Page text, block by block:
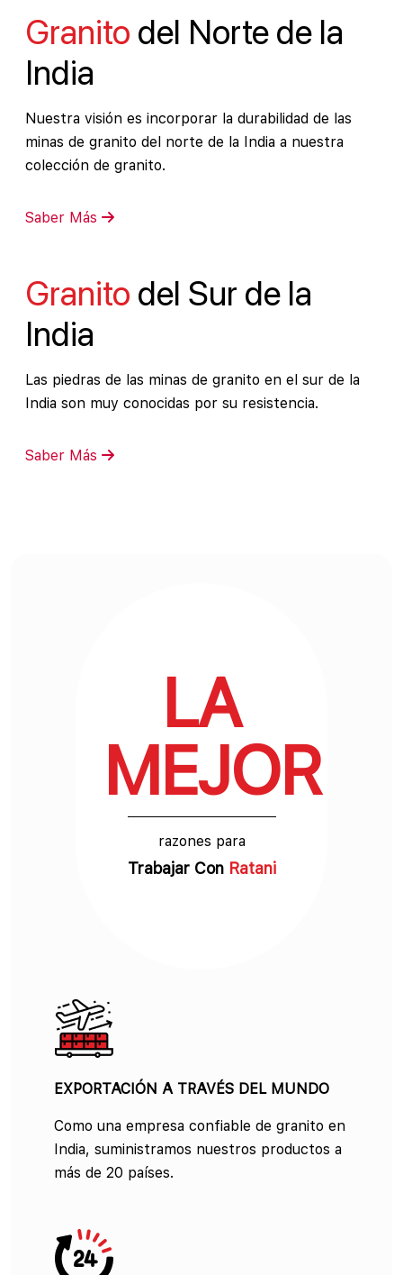
Granito del Norte de la
India
Nuestra visión es incorporar la durabilidad de las
minas de granito del norte de la India a nuestra
colección de granito.
Saber Más
Granito del Sur de la
India
Las piedras de las minas de granito en el sur de la
India son muy conocidas por su resistencia.
Saber Más
LA
MEJOR
razones para
Trabajar Con Ratani
EXPORTACIÓN A TRAVÉS DEL MUNDO
Como una empresa confiable de granito en
India, suministramos nuestros productos a
más de 20 países.